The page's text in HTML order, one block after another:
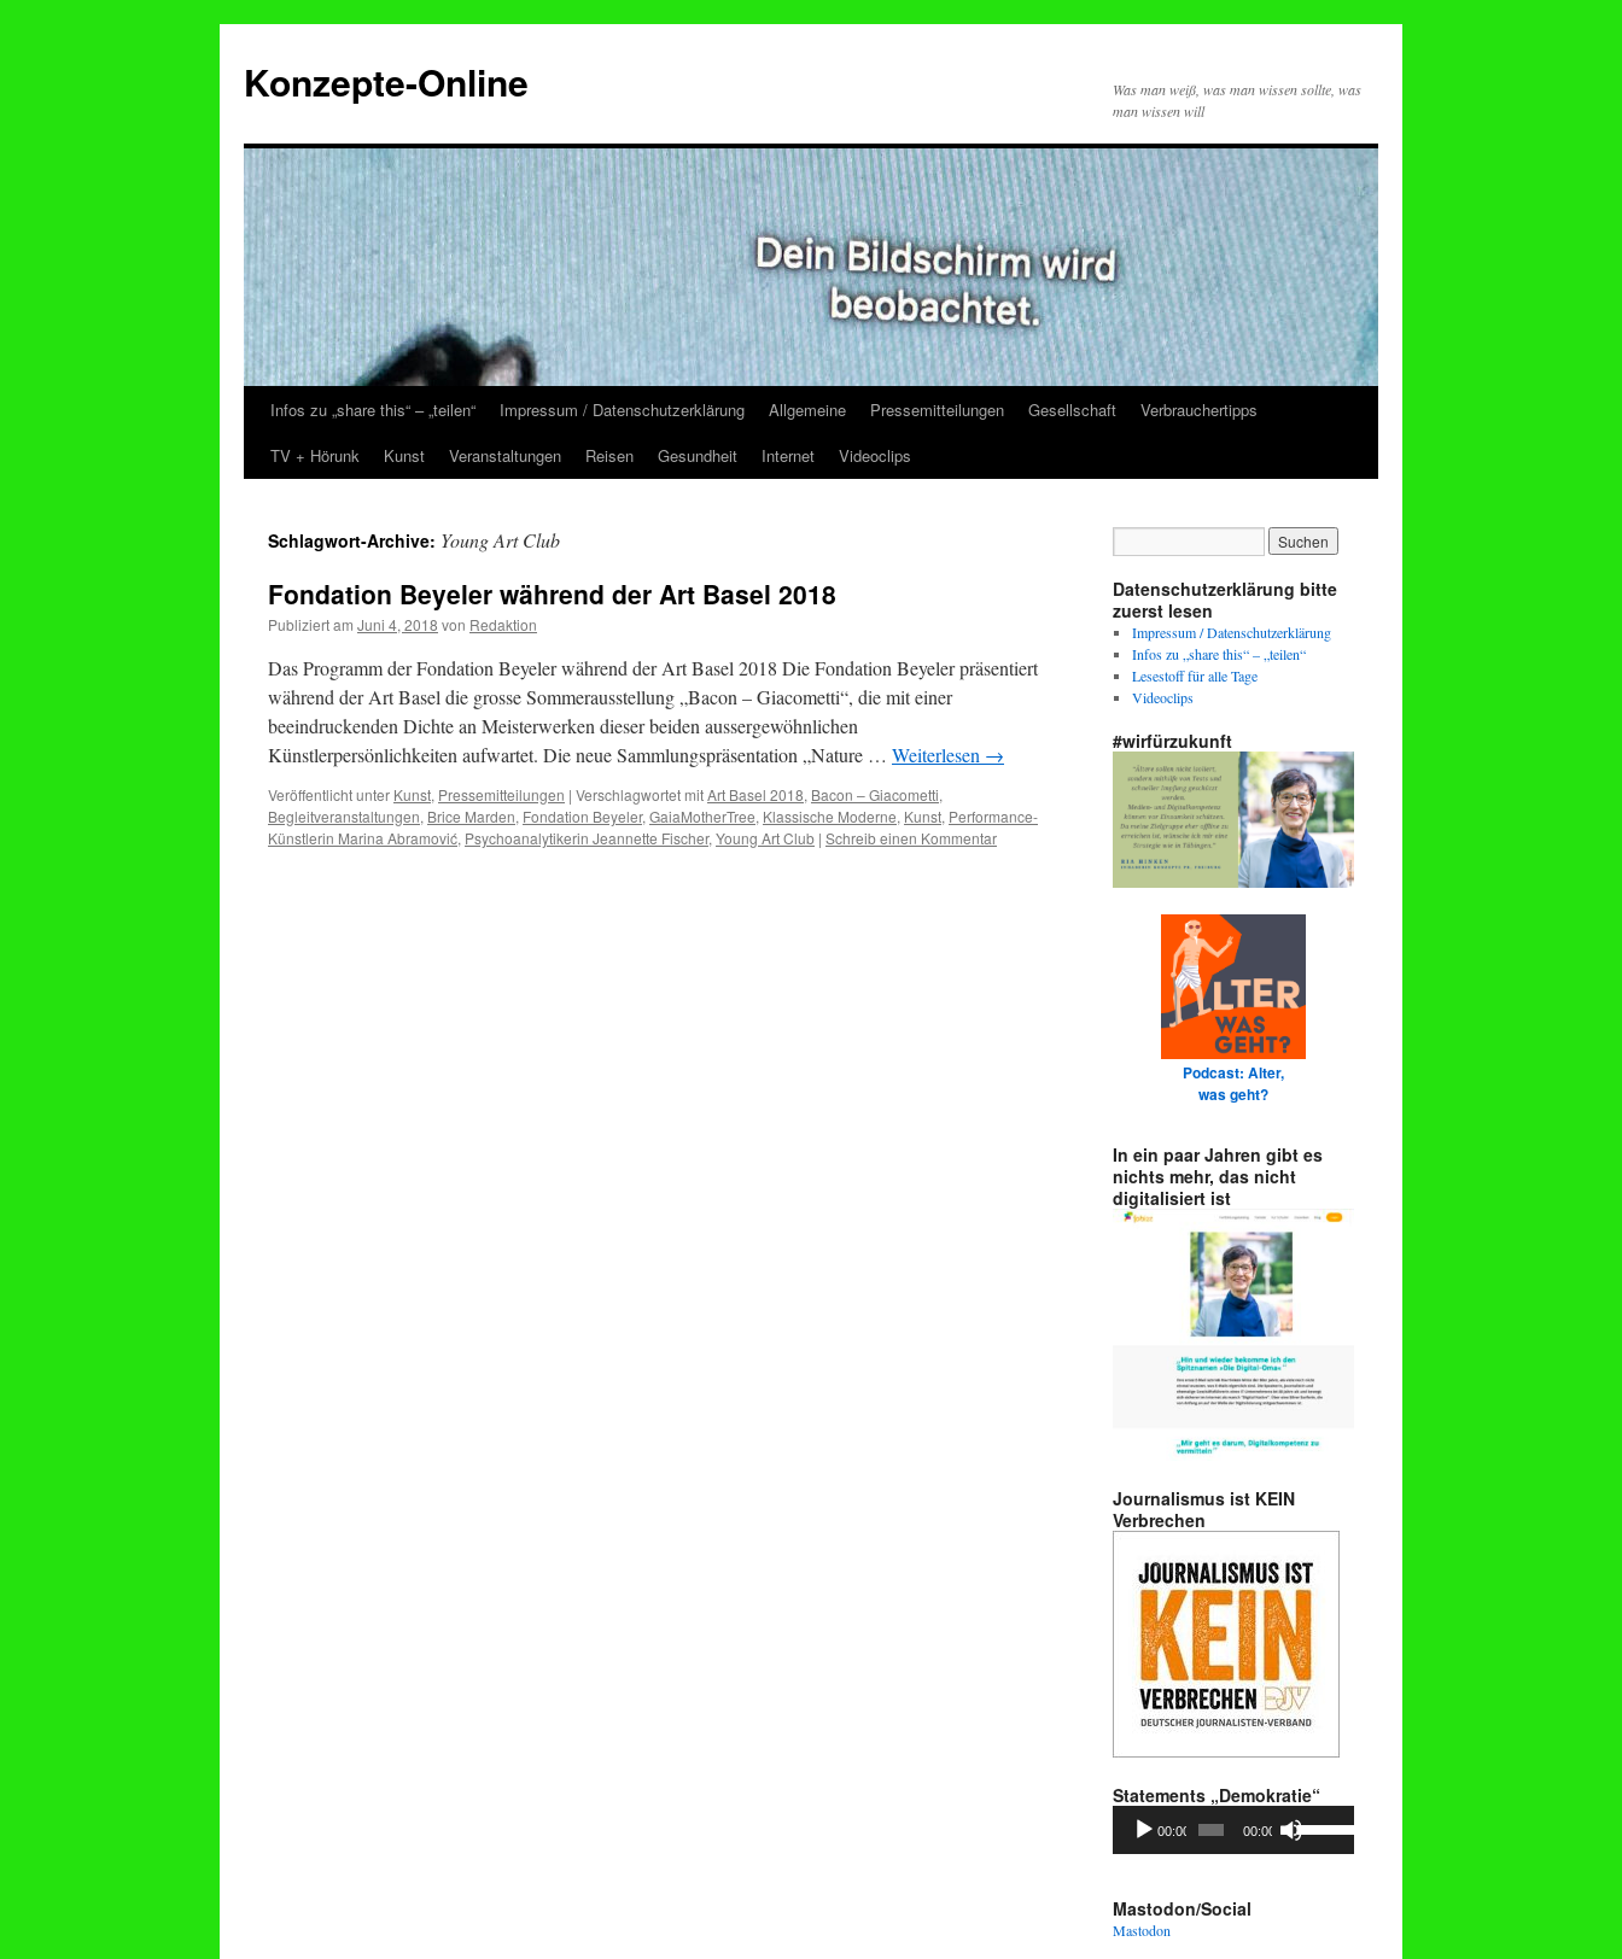
Konzepte-Online
Was man weiß, was man wissen sollte, was
man wissen will
Zum
Inhalt
Infos zu „share this“ – „teilen“ Impressum / Datenschutzerklärung Allgemeine Pressemitteilungen Gesellschaft
Verbrauchertipps
TV + Hörunk
Kunst Veranstaltungen Reisen Gesundheit Internet Videoclips
Schlagwort-Archive: Young Art Club
Fondation Beyeler während der Art Basel 2018
Publiziert am Juni 4, 2018 von Redaktion
Das Programm der Fondation Beyeler während der Art Basel 2018 Die Fondation Beyeler präsentiert
während der Art Basel die grosse Sommerausstellung „Bacon – Giacometti“, die mit einer
beeindruckenden Dichte an Meisterwerken dieser beiden aussergewöhnlichen
Künstlerpersönlichkeiten aufwartet. Die neue Sammlungspräsentation „Nature … Weiterlesen →
Veröffentlicht unter Kunst, Pressemitteilungen | Verschlagwortet mitArt Basel 2018, Bacon – Giacometti,
Begleitveranstaltungen, Brice Marden, Fondation Beyeler, GaiaMotherTree, Klassische Moderne, Kunst, Performance-
Künstlerin Marina Abramović, Psychoanalytikerin Jeannette Fischer, Young Art Club | Schreib einen Kommentar
Datenschutzerklärung bitte
zuerst lesen
Impressum / Datenschutzerklärung
Infos zu „share this“ – „teilen“
Lesestoff für alle Tage
Videoclips
#wirfürzukunft
Podcast: Alter,
was geht?
In ein paar Jahren gibt es
nichts mehr, das nicht
digitalisiert ist
Journalismus ist KEIN
Verbrechen
Statements „Demokratie“
Audio-
Player
00:00 00:00
Hoch/Runter
benutzen,
Mastodon/Social
Mastodon